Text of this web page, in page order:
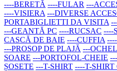
----BERETĂ ----FULAR ---
----VISIERA ---DIVERSE
PORTABIGLIETTI DA VISITA
---GEANTĂ PC ----RUCSAC ----
CASCĂ DE BAIE ----CUFFIA
---PROSOP DE PLAJĂ ---
SOARE ---PORTOFOL-CHEIE
ȘOSETE ---T-SHIRT ----T-